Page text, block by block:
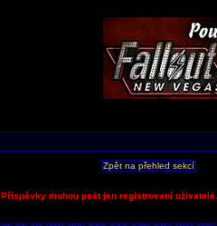
Zpět na přehled sekcí
Příspěvky mohou psát jen registrovaní uživatelé.